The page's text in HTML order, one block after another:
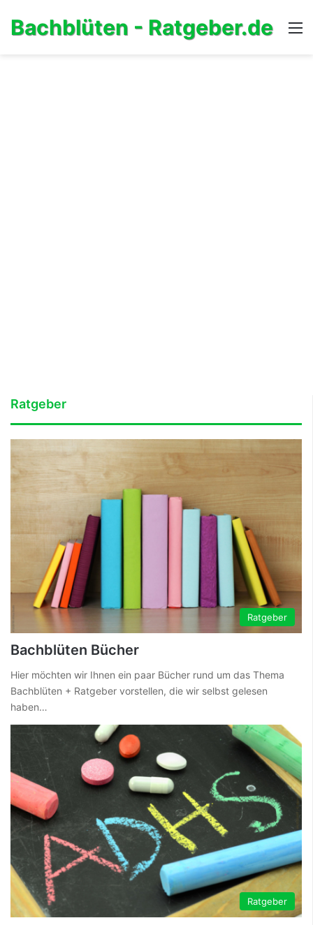
Bachblüten - Ratgeber.de
Ratgeber
Ratgeber
Bachblüten Bücher
Hier möchten wir Ihnen ein paar Bücher rund um das Thema
Bachblüten + Ratgeber vorstellen, die wir selbst gelesen
haben…
Ratgeber